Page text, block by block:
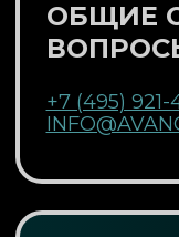
ОБЩИЕ
+7 (495)